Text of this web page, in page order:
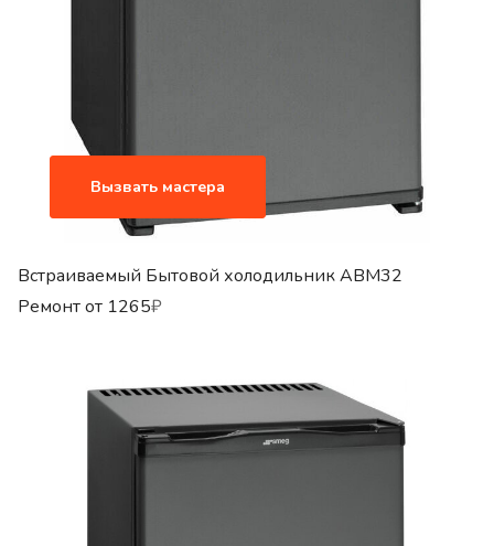
Вызвать мастера
Встраиваемый Бытовой холодильник ABM32
Ремонт от 1265₽